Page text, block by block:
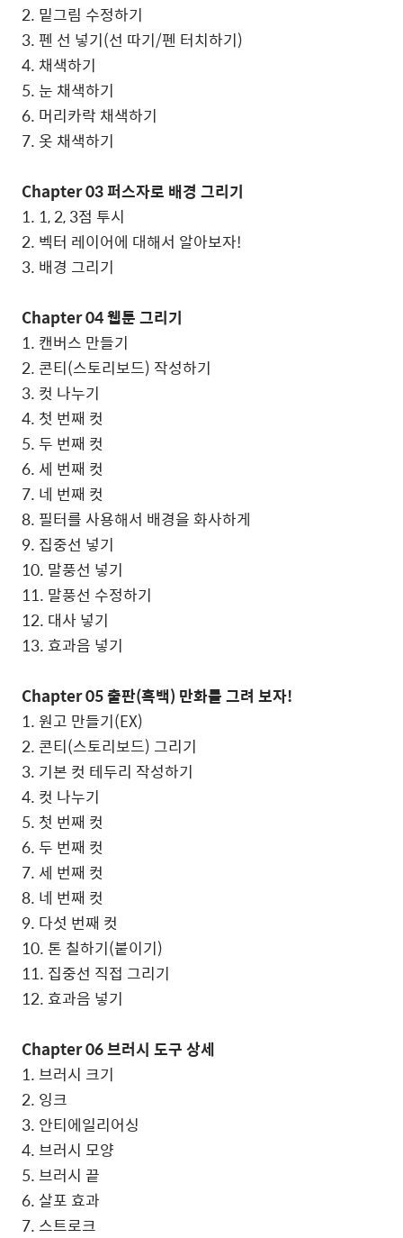
2. 밑그림 수정하기
3. 펜 선 넣기(선 따기/펜 터치하기)
4. 채색하기
5. 눈 채색하기
6. 머리카락 채색하기
7. 옷 채색하기
Chapter 03 퍼스자로 배경 그리기
1. 1, 2, 3점 투시
2. 벡터 레이어에 대해서 알아보자!
3. 배경 그리기
Chapter 04 웹툰 그리기
1. 캔버스 만들기
2. 콘티(스토리보드) 작성하기
3. 컷 나누기
4. 첫 번째 컷
5. 두 번째 컷
6. 세 번째 컷
7. 네 번째 컷
8. 필터를 사용해서 배경을 화사하게
9. 집중선 넣기
10. 말풍선 넣기
11. 말풍선 수정하기
12. 대사 넣기
13. 효과음 넣기
Chapter 05 출판(흑백) 만화를 그려 보자!
1. 원고 만들기(EX)
2. 콘티(스토리보드) 그리기
3. 기본 컷 테두리 작성하기
4. 컷 나누기
5. 첫 번째 컷
6. 두 번째 컷
7. 세 번째 컷
8. 네 번째 컷
9. 다섯 번째 컷
10. 톤 칠하기(붙이기)
11. 집중선 직접 그리기
12. 효과음 넣기
Chapter 06 브러시 도구 상세
1. 브러시 크기
2. 잉크
3. 안티에일리어싱
4. 브러시 모양
5. 브러시 끝
6. 살포 효과
7. 스트로크